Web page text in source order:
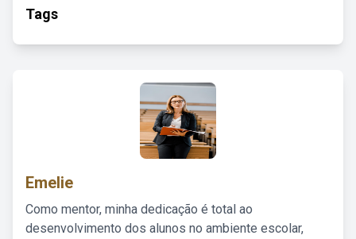
Tags
Emelie
Como mentor, minha dedicação é total ao
desenvolvimento dos alunos no ambiente escolar,